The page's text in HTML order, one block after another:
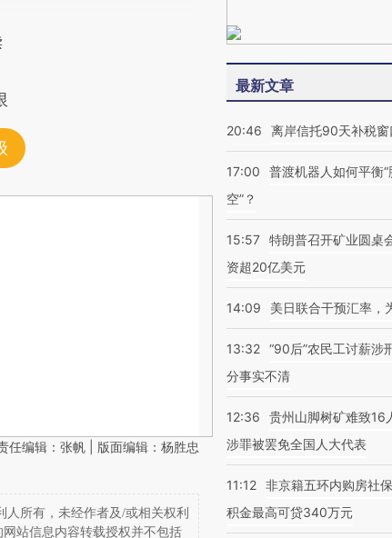
任编辑：张帆 | 版面编辑：杨胜忠
所有，未经作者及/或相关权利
站信息内容转载授权并不包括
最新文章
20:46 离岸信托90天补税窗
17:00
普渡机器人如何平衡“
空”？
15:57 特朗普召开矿业圆桌
资超20亿美元
14:09 美日联合干预汇率，
13:32 “90后”农民工讨薪涉
分事实不清
12:36
贵州山脚树矿难致16
涉罪被罢免全国人大代表
11:12 非京籍五环内购房社
积金最高可贷340万元